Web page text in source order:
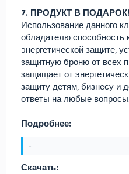
7. ПРОДУКТ В
Использование данного
обладателю способность
энергетической защите,
защитную броню от всех
защищает от
защиту детям, бизнесу и
ответы на любые вопросы.
Подробнее:
-
Скачать: